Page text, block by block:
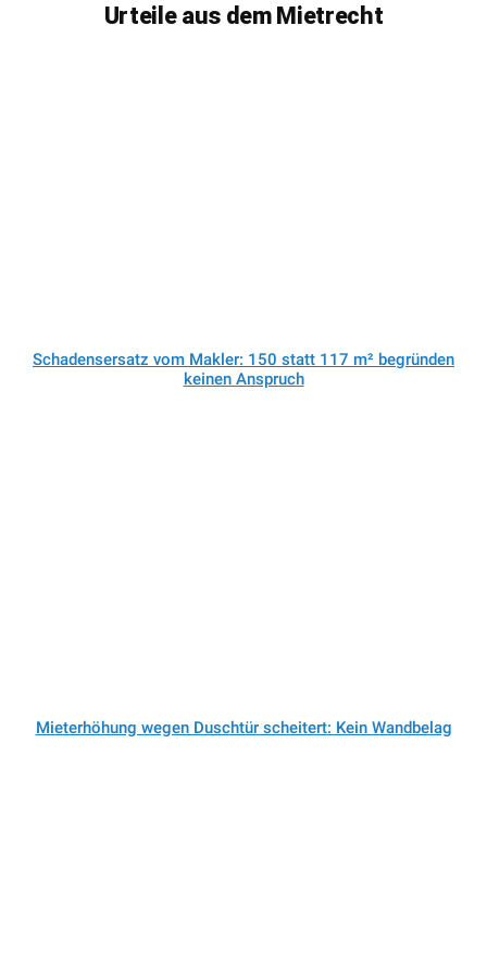
Urteile aus dem Mietrecht
Schadensersatz vom Makler: 150 statt 117 m² begründen
keinen Anspruch
Mieterhöhung wegen Duschtür scheitert: Kein Wandbelag